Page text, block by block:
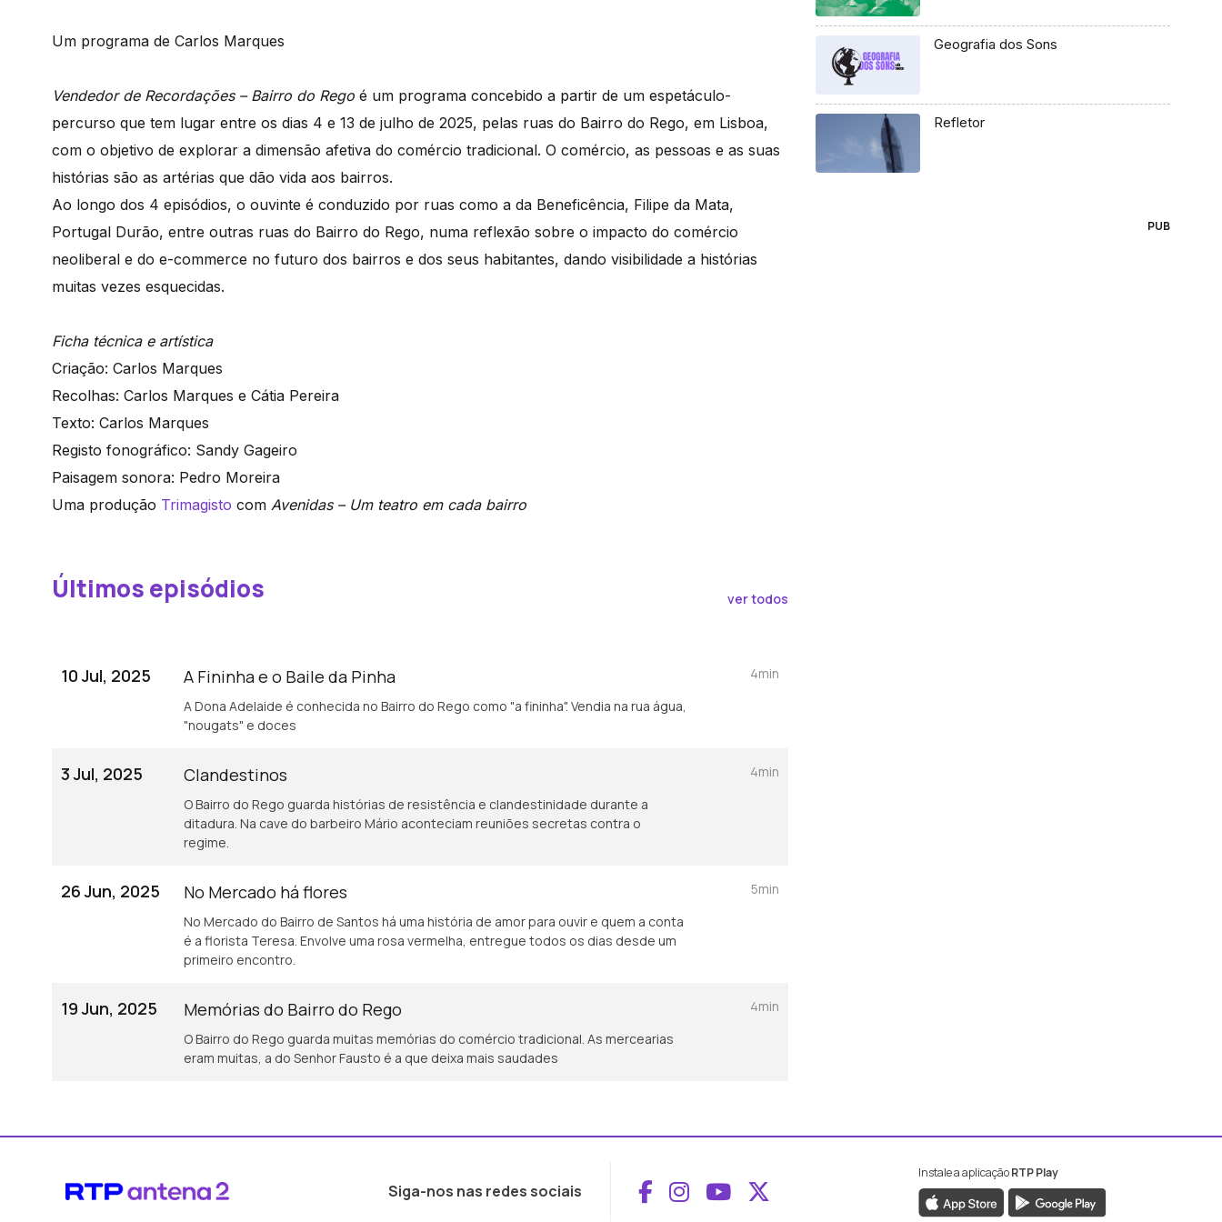
Um programa de Carlos Marques
Vendedor de Recordações – Bairro do Rego é um programa concebido a partir de um espetáculo-
percurso que tem lugar entre os dias 4 e 13 de julho de 2025, pelas ruas do Bairro do Rego, em Lisboa,
com o objetivo de explorar a dimensão afetiva do comércio tradicional. O comércio, as pessoas e as suas
histórias são as artérias que dão vida aos bairros.
Ao longo dos 4 episódios, o ouvinte é conduzido por ruas como a da Beneficência, Filipe da Mata,
Portugal Durão, entre outras ruas do Bairro do Rego, numa reflexão sobre o impacto do comércio
neoliberal e do e-commerce no futuro dos bairros e dos seus habitantes, dando visibilidade a histórias
muitas vezes esquecidas.
Ficha técnica e artística
Criação: Carlos Marques
Recolhas: Carlos Marques e Cátia Pereira
Texto: Carlos Marques
Registo fonográfico: Sandy Gageiro
Paisagem sonora: Pedro Moreira
Uma produção Trimagisto com Avenidas – Um teatro em cada bairro
Últimos episódios ver todos
10 Jul, 2025 A Fininha e o Baile da Pinha
A Dona Adelaide é conhecida no Bairro do Rego como "a fininha". Vendia na rua água,
"nougats" e doces
4min
3 Jul, 2025 Clandestinos
O Bairro do Rego guarda histórias de resistência e clandestinidade durante a
ditadura. Na cave do barbeiro Mário aconteciam reuniões secretas contra o
regime.
4min
26 Jun, 2025 No Mercado há flores
No Mercado do Bairro de Santos há uma história de amor para ouvir e quem a conta
é a florista Teresa. Envolve uma rosa vermelha, entregue todos os dias desde um
primeiro encontro.
5min
19 Jun, 2025 Memórias do Bairro do Rego
O Bairro do Rego guarda muitas memórias do comércio tradicional. As mercearias
eram muitas, a do Senhor Fausto é a que deixa mais saudades
4min
Geografia dos Sons
Refletor
PUB
Siga-nos nas redes sociais Aceder ao Facebook da RTP Antena 2
Aceder ao Instagram da RTP Antena 2
Aceder ao YouTube da RTP Antena 2
Aceder ao X da RTP Antena 2
Instale a aplicaçãoRTP Play